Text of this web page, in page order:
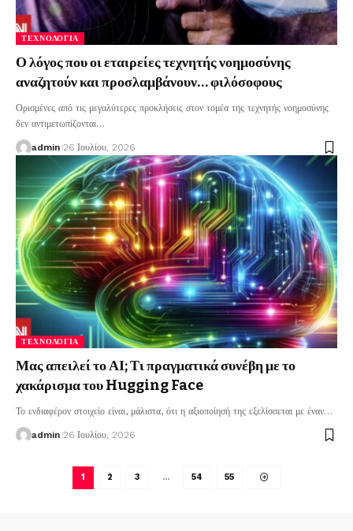
ΤΕΧΝΟΛΟΓΊΑ
Ο λόγος που οι εταιρείες τεχνητής νοημοσύνης
αναζητούν και προσλαμβάνουν… φιλόσοφους
Ορισμένες από τις μεγαλύτερες προκλήσεις στον τομέα της τεχνητής νοημοσύνης
δεν αντιμετωπίζονται…
admin 26 Ιουλίου, 2026
ΤΕΧΝΟΛΟΓΊΑ
Μας απειλεί το ΑΙ; Τι πραγματικά συνέβη με το
χακάρισμα του Hugging Face
Το ενδιαφέρον στοιχείο είναι, μάλιστα, ότι η αξιοποίησή της εξελίσσεται με έναν…
admin 26 Ιουλίου, 2026
1 2 3 … 54 55